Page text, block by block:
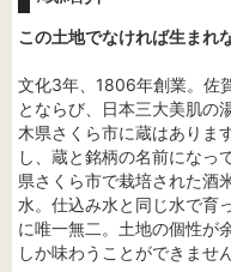
この土地でなければ生まれ
文化3年、1806年創業。佐
とならび、日本三大美肌の
木県さくら市に蔵はありま
し、蔵と銘柄の名前になっ
県さくら市で栽培された酒
水。仕込み水と同じ水で育
に唯一無二。土地の個性が
しか味わうことができません